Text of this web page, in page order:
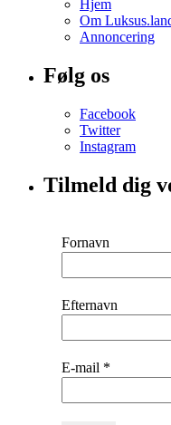
Hjem
Om
Annoncering
Følg os
Facebook
Twitter
Instagram
Tilmeld dig
Fornavn
Efternavn
E-mail *